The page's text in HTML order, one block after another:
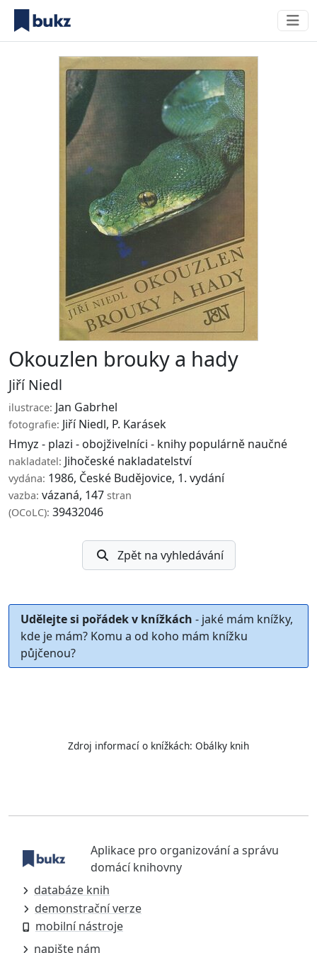
Okouzlen brouky a hady
Jiří Niedl
ilustrace: Jan Gabrhel
fotografie: Jiří Niedl, P. Karásek
Hmyz - plazi - obojživelníci - knihy populárně naučné
nakladatel: Jihočeské nakladatelství
vydána: 1986, České Budějovice, 1. vydání
vazba: vázaná, 147 stran
(OCoLC): 39432046
Zpět na vyhledávání
Udělejte si pořádek v knížkách - jaké mám knížky,
kde je mám? Komu a od koho mám knížku
půjčenou?
Zdroj informací o knížkách: Obálky knih
Aplikace pro organizování a správu
domácí knihovny
databáze knih
demonstrační verze
mobilní nástroje
napište nám